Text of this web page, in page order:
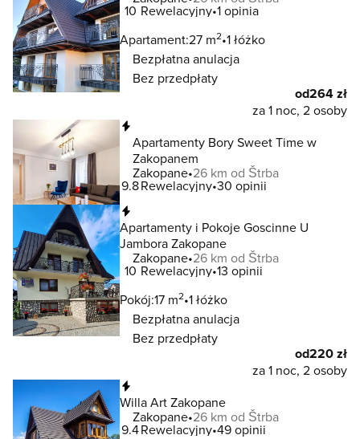
10 Rewelacyjny 1 opinia
Apartament:27 m2 1 łóżko
Bezpłatna anulacja
Bez przedpłaty
od264 zł
za 1 noc, 2 osoby
Apartamenty Bory Sweet Time w
Zakopanem
Zakopane 26 km od Štrba
9.8Rewelacyjny 30 opinii
Apartamenty i Pokoje Goscinne U
Jambora Zakopane
Zakopane 26 km od Štrba
10 Rewelacyjny 13 opinii
Pokój:17 m2 1 łóżko
Bezpłatna anulacja
Bez przedpłaty
od220 zł
za 1 noc, 2 osoby
Willa Art Zakopane
Zakopane 26 km od Štrba
9.4Rewelacyjny 49 opinii